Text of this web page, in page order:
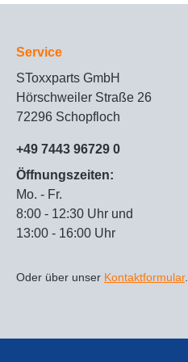
Service
SToxxparts GmbH
Hörschweiler Straße 26
72296 Schopfloch
+49 7443 96729 0
Öffnungszeiten:
Mo. - Fr.
8:00 - 12:30 Uhr und
13:00 - 16:00 Uhr
Oder über unser Kontaktformular.